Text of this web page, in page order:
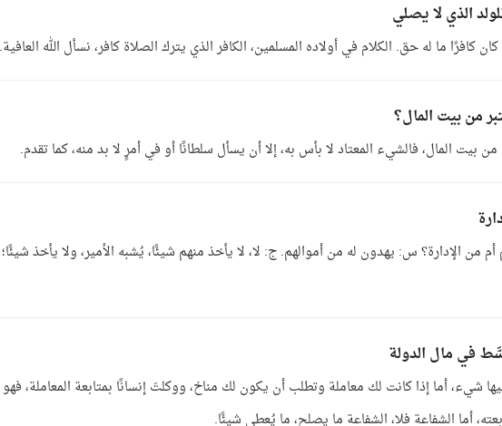
الذي لا يصلي
كافرًا ما له حق. الكلام في أولاده المسلمين، الكافر الذي يترك الصلاة كافر، نسأل الله العافية.
من بيت المال؟
المال، فالشيء المعتاد لا بأس به، إلا أن يسأل سلطانًا أو في أمرٍ لا بد منه، كما تقدم.
من الإدارة؟ س: يهدون له من أموالهم. ج: لا، لا يأخذ منهم شيئًا، يُشبه الأمير، ولا يأخذ شيئًا؛
في مال الدولة
شيء، أما إذا كانت لك معاملة وتطلب أن يكون لك مناخ، ووكلتَ إنسانًا بمتابعة المعاملة، فهو
أما الشفاعة فلا، الشفاعة ما يصلح، ما يُعطى شيئًا.